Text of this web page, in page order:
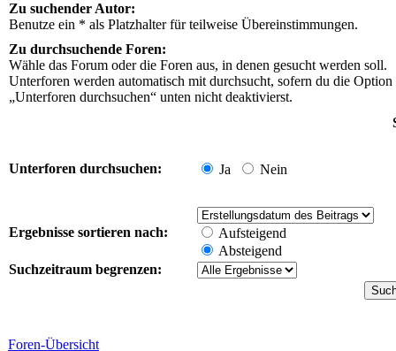
Zu suchender Autor:
Benutze ein * als Platzhalter für teilweise Übereinstimmungen.
Zu durchsuchende Foren:
Wähle das Forum oder die Foren aus, in denen gesucht werden soll.
Unterforen werden automatisch mit durchsucht, sofern du die Option
„Unterforen durchsuchen“ unten nicht deaktivierst.
Unterforen durchsuchen: Ja Nein
Ergebnisse sortieren nach:
Aufsteigend
Absteigend
Suchzeitraum begrenzen:
Foren-Übersicht